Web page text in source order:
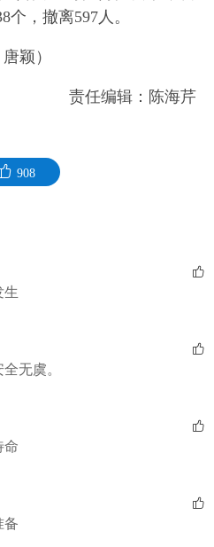
，撤离597人。
颖）
责任编辑：陈海芹
908
生
无虞。
命
备